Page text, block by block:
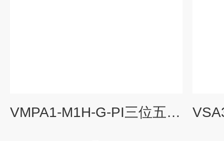
VMPA1-M1H-G-PI三位五通电磁阀FESTO本体材质533345